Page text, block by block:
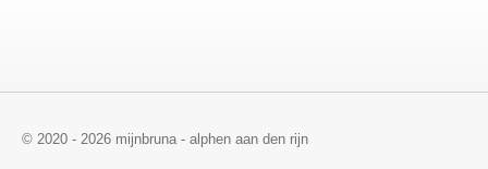
© 2020 - 2026 mijnbruna - alphen aan den rijn